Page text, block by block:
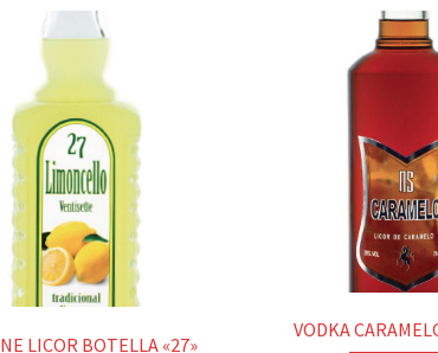
LICOR BOTELLA «27»
VODKA